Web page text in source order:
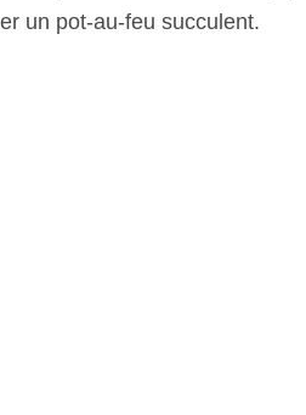
un pot-au-feu succulent.